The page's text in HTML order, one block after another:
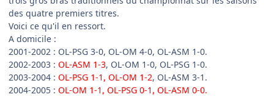
des quatre premiers titres.
Voici ce qu'il en ressort.
A domicile :
2001-2002 : OL-PSG 3-0, OL-OM 4-0, OL-ASM 1-0.
2002-2003 : OL-ASM 1-3, OL-OM 1-0, OL-PSG 1-0.
2003-2004 : OL-PSG 1-1, OL-OM 1-2, OL-ASM 3-1.
2004-2005 : OL-OM 1-1, OL-PSG 0-1, OL-ASM 0-0.